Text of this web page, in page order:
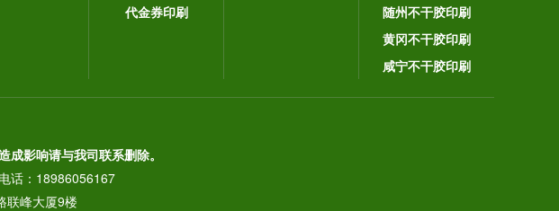
代金券印刷
随州不干胶印刷
黄冈不干胶印刷
咸宁不干胶印刷
影响请与我司联系删除。
话：18986056167
联峰大厦9楼